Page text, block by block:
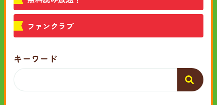
ファンクラブ
キーワード